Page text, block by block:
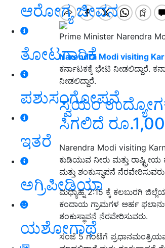
ಆರೋಗ್ಯ ಜೀವನ
ತೋಟಗಾರಿಕೆ
ಪಶುಸಂಗೋಪನೆ
ಇತರೆ
ಅಗ್ರಿಪೀಡಿಯಾ
ಯಶೋಗಾಥೆ
Prime Minister Narendra
Narendra Modi visiting
ಕರ್ನಾಟಕಕ್ಕೆ ಭೇಟಿ ನೀಡಲಿದ್ದಾರೆ.
ನೀಡಲಿದ್ದಾರೆ.
ಸ್ವಯಂ
ಸಿಗಲಿದೆ
Narendra Modi visiting
ಕುಡಿಯುವ ನೀರು ಮತ್ತು
ಮತ್ತು ಶಂಕುಸ್ಥಾಪನೆ
ಮಧ್ಯಾಹ್ನ 2:15 ಕ್ಕೆ ಕಲಬುರಗಿ
ಕಂದಾಯ ಗ್ರಾಮಗಳ ಅರ್ಹ
ಶಂಕುಸ್ಥಾಪನೆ ನೆರವೇರಿಸುವರು.
ಸಂಜೆ 5 ಗಂಟೆಗೆ